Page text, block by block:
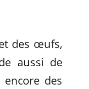
des œufs,
aussi de
des